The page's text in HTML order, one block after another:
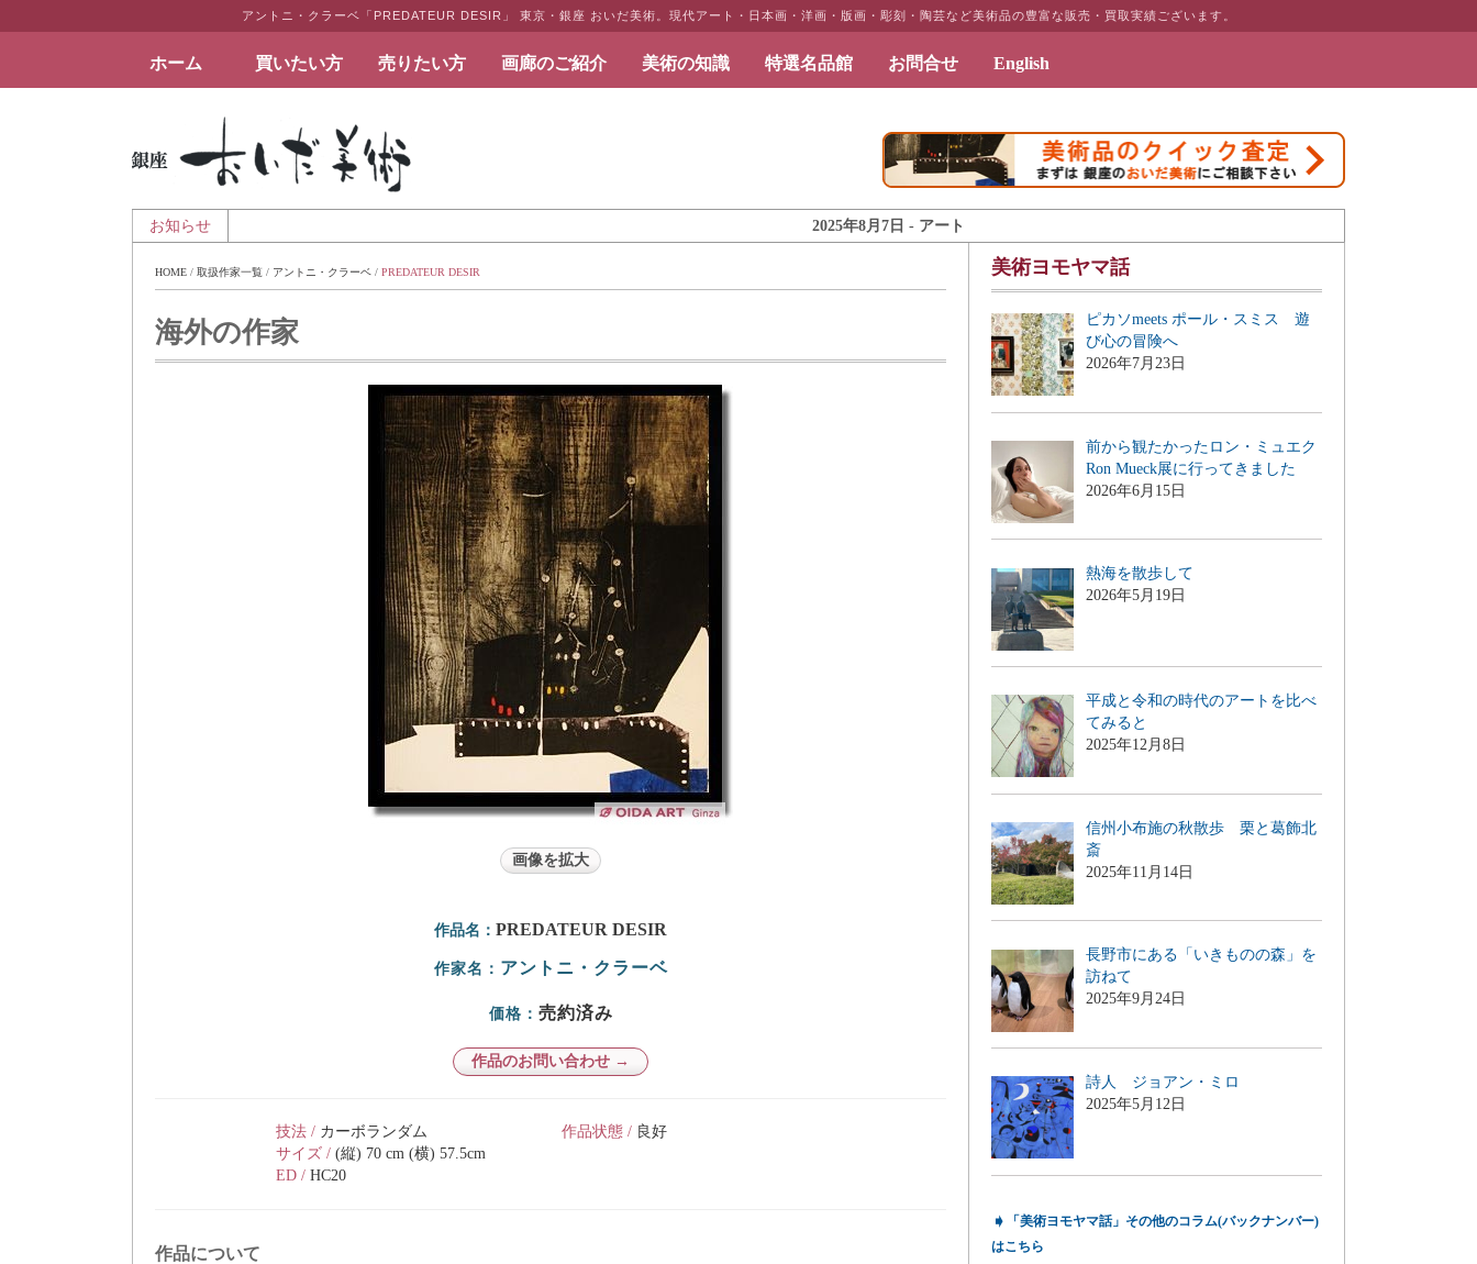
アントニ・クラーベ「PREDATEUR DESIR」 東京・銀座 おいだ美術。現代アート・日本画・洋画・版画・彫刻・陶芸など美術品の豊富な販売・買取実績ございます。
ホーム 買いたい方 売りたい方 画廊のご紹介 美術の知識 特選名品館 お問合せ English
絵画など美術品の販売と買取 | 東京・銀座 おいだ美術
お知らせ
- 夏季休業のお知らせ 2025年8月7日 - アートとインテリアのギャラリーページ「絵画のある暮らしを」を公開致しました
HOME / 取扱作家一覧 / アントニ・クラーベ / PREDATEUR DESIR
海外の作家
画像を拡大
作品名： PREDATEUR DESIR
作家名： アントニ・クラーベ
価格： 売約済み
作品のお問い合わせ →
技法 / カーボランダム
サイズ / (縦) 70 cm (横) 57.5cm
ED / HC20
作品状態 / 良好
作品について
美術ヨモヤマ話
ピカソmeets ポール・スミス 遊
び心の冒険へ
2026年7月23日
前から観たかったロン・ミュエク
Ron Mueck展に行ってきました
2026年6月15日
熱海を散歩して
2026年5月19日
平成と令和の時代のアートを比べ
てみると
2025年12月8日
信州小布施の秋散歩 栗と葛飾北
斎
2025年11月14日
長野市にある「いきものの森」を
訪ねて
2025年9月24日
詩人 ジョアン・ミロ
2025年5月12日
➧
「美術ヨモヤマ話」その他のコラム(バックナンバー)
はこちら